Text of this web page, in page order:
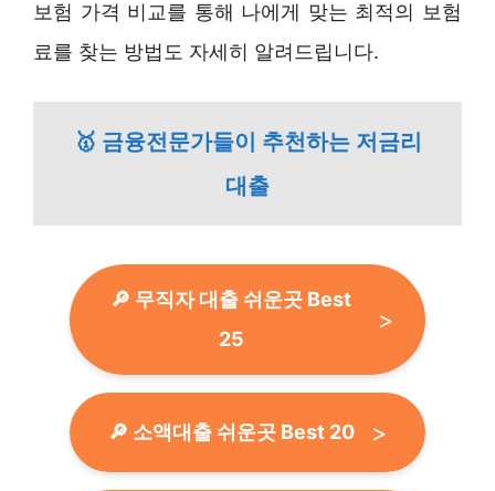
보험 가격 비교를 통해 나에게 맞는 최적의 보험
료를 찾는 방법도 자세히 알려드립니다.
🥇 금융전문가들이 추천하는 저금리
대출
🔎 무직자 대출 쉬운곳 Best
25
🔎 소액대출 쉬운곳 Best 20